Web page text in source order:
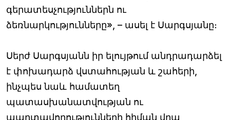
գերատեսչություններն ու
ձեռնարկությունները», – ասել է Սարգսյանը։
Սերժ Սարգսյանն իր ելույթում անդրադարձել
է փոխադարձ վստահության և շահերի,
ինչպես նաև համատեղ
պատասխանատվության ու
պարտավորությունների հիման վրա